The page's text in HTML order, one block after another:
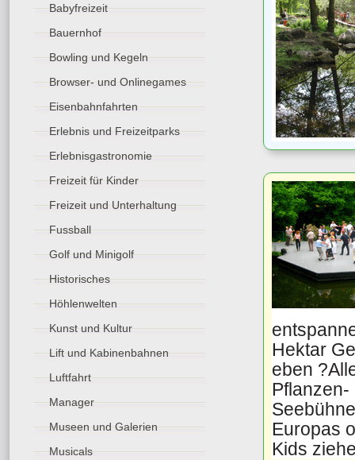
Babyfreizeit
Bauernhof
Bowling und Kegeln
Browser- und Onlinegames
Eisenbahnfahrten
Erlebnis und Freizeitparks
Erlebnisgastronomie
Freizeit für Kinder
Freizeit und Unterhaltung
Fussball
Golf und Minigolf
Historisches
Höhlenwelten
Kunst und Kultur
Lift und Kabinenbahnen
Luftfahrt
Manager
Museen und Galerien
Musicals
Hektar
eben
Pflanzen-
Europas
Kids